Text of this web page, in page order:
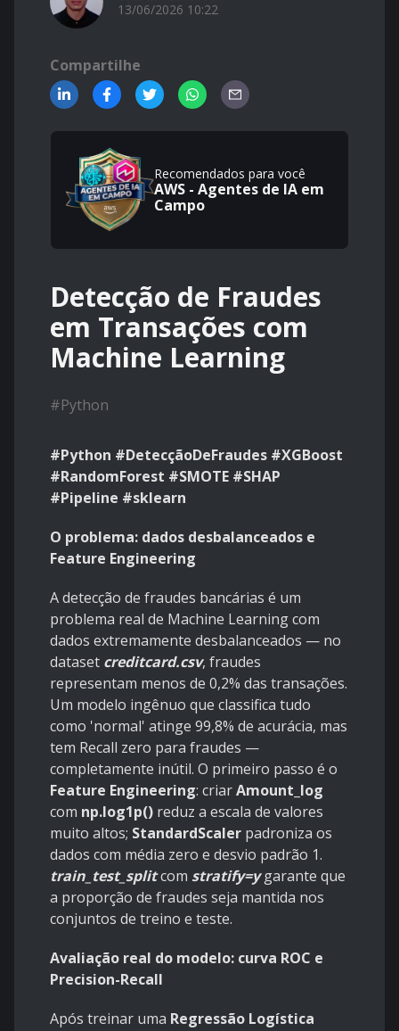
13/06/2026 10:22
Compartilhe
Recomendados para você
AWS - Agentes de IA em
Campo
Detecção de Fraudes
em Transações com
Machine Learning
#Python
#Python #DetecçãoDeFraudes #XGBoost
#RandomForest #SMOTE #SHAP
#Pipeline #sklearn
O problema: dados desbalanceados e
Feature Engineering
A detecção de fraudes bancárias é um
problema real de Machine Learning com
dados extremamente desbalanceados — no
dataset creditcard.csv, fraudes
representam menos de 0,2% das transações.
Um modelo ingênuo que classifica tudo
como 'normal' atinge 99,8% de acurácia, mas
tem Recall zero para fraudes —
completamente inútil. O primeiro passo é o
Feature Engineering: criarAmount_log
com np.log1p() reduz a escala de valores
muito altos; StandardScaler padroniza os
dados com média zero e desvio padrão 1.
train_test_splitcom stratify=ygarante que
a proporção de fraudes seja mantida nos
conjuntos de treino e teste.
Avaliação real do modelo: curva ROC e
Precision-Recall
Após treinar uma Regressão Logística